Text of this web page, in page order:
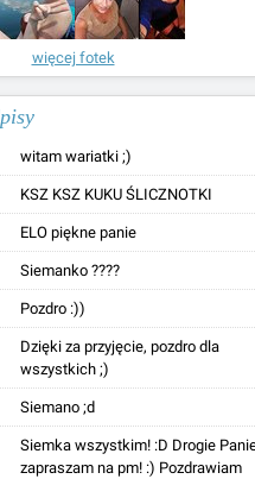
więcej fotek
witam wariatki ;)
KSZ KSZ KUKU ŚLICZNOTKI
ELO piękne panie
Siemanko ????
Pozdro :))
Dzięki za przyjęcie, pozdro dla
wszystkich ;)
Siemano ;d
Siemka wszystkim! :D Drogie
zapraszam na pm! :) Pozdrawiam